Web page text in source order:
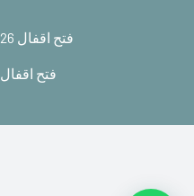
Copyright © 2026 فتح اقفال
Powered by فتح اقفال